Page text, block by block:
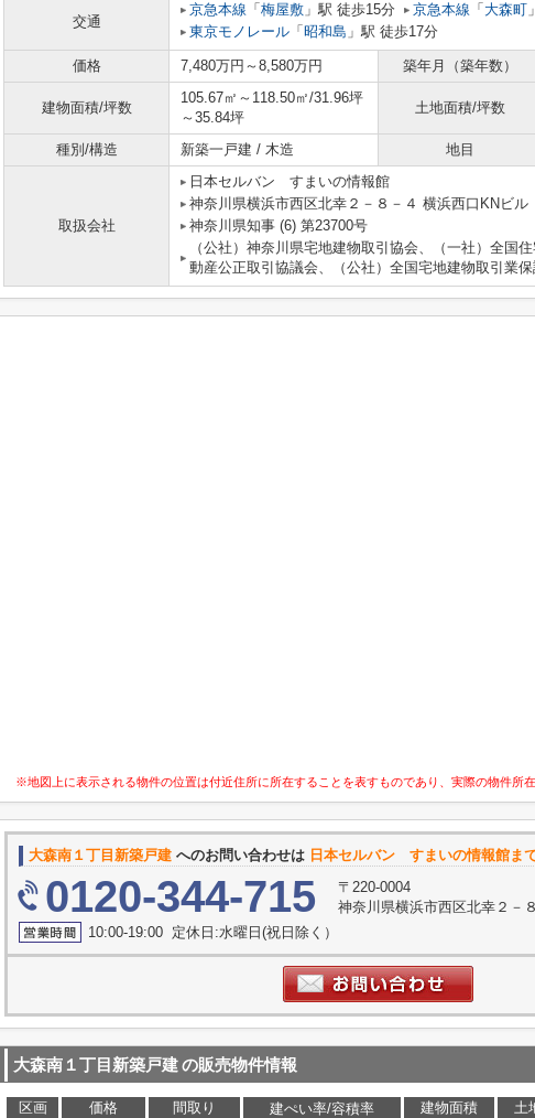
交通
京急本線 「 梅屋敷 」駅 徒歩15分 京急本線 「 大森町
東京モノレール 「 昭和島 」駅 徒歩17分
価格 7,480万円～8,580万円 築年月（築年数）
建物面積/坪数
105.67㎡～118.50㎡/31.96坪
～35.84坪
土地面積/坪数
種別/構造
新築一戸建 / 木造 地目
取扱会社
日本セルバン すまいの情報館
神奈川県横浜市西区北幸２－８－４ 横浜西口KNビル
神奈川県知事 (6) 第23700号
（公社）神奈川県宅地建物取引協会、（一社）全国
動産公正取引協議会、（公社）全国宅地建物取引業
※地図上に表示される物件の位置は付近住所に所在することを表すものであり、実際の物件所
大森南１丁目新築戸建 へのお問い合わせは 日本セルバン すまいの情報館ま
0120-344-715
〒220-0004
神奈川県横浜市西区北幸２－
10:00-19:00 定休日:水曜日(祝日除く）
大森南１丁目新築戸建の販売物件情報
区画 価格 間取り 建ぺい率/容積率 建物面積 土